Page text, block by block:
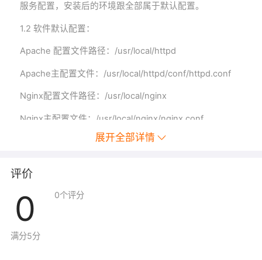
服务配置，安装后的环境跟全部属于默认配置。
1.2 软件默认配置：
Apache 配置文件路径： /usr/local/httpd
Apache主配置文件： /usr/local/httpd/conf/httpd.conf
Nginx配置文件路径：/usr/local/nginx
Nginx主配置文件：/usr/local/nginx/nginx.conf
：/usr/local/php/
展开全部详情
评价
0
满分5分
0个评分